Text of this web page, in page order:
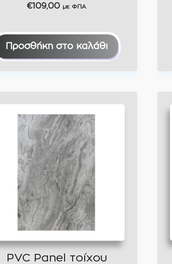
€109,00 με ΦΠΑ
Προσθήκη στο καλάθι
PVC Panel τοίχου